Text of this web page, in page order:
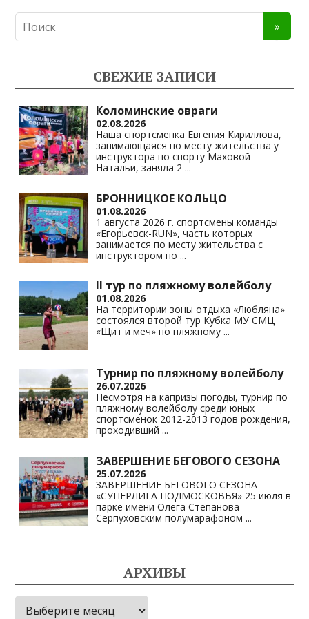
o
as
s
ni
ki
gr
a
m
s
A
p
p
y
Li
n
k
СВЕЖИЕ ЗАПИСИ
Коломинские овраги
02.08.2026
Наша спортсменка Евгения Кириллова,
занимающаяся по месту жительства у
инструктора по спорту Маховой
Натальи, заняла 2 ...
БРОННИЦКОЕ КОЛЬЦО
01.08.2026
1 августа 2026 г. спортсмены команды
«Егорьевск-RUN», часть которых
занимается по месту жительства с
инструктором по ...
II тур по пляжному волейболу
01.08.2026
На территории зоны отдыха «Любляна»
состоялся второй тур Кубка МУ СМЦ
«Щит и меч» по пляжному ...
Турнир по пляжному волейболу
26.07.2026
Несмотря на капризы погоды, турнир по
пляжному волейболу среди юных
спортсменок 2012-2013 годов рождения,
проходивший ...
ЗАВЕРШЕНИЕ БЕГОВОГО СЕЗОНА
25.07.2026
ЗАВЕРШЕНИЕ БЕГОВОГО СЕЗОНА
«СУПЕРЛИГА ПОДМОСКОВЬЯ» 25 июля в
парке имени Олега Степанова
Серпуховским полумарафоном ...
АРХИВЫ
Архивы